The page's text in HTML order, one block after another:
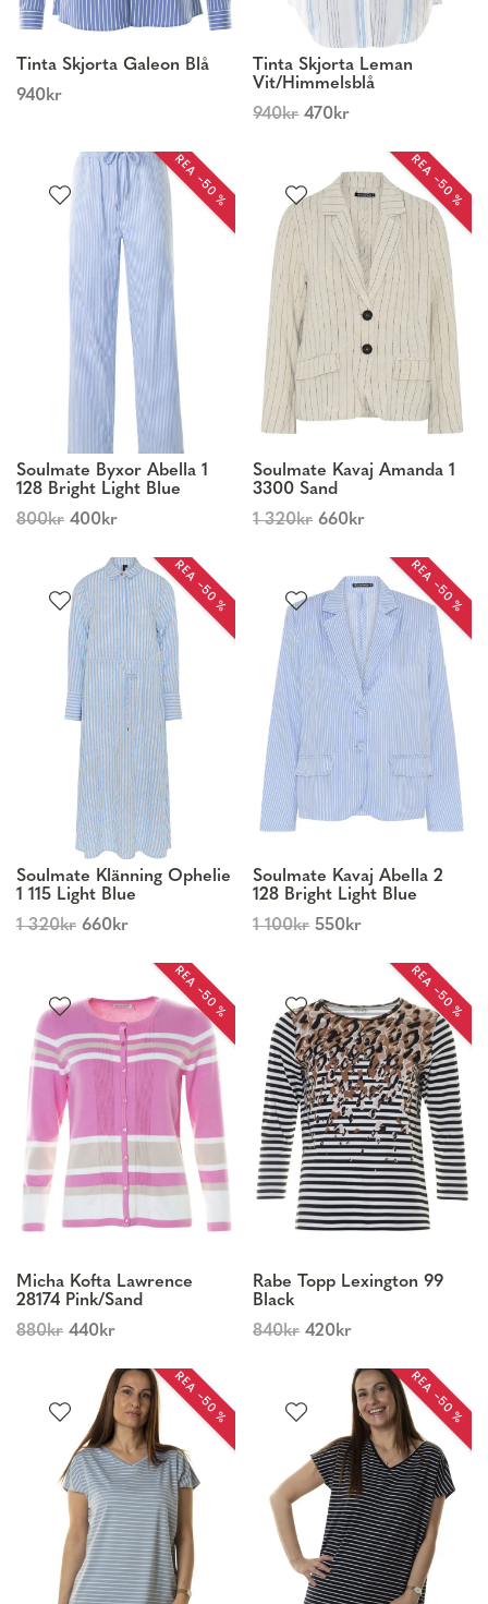
Tinta Skjorta Galeon Blå
940kr
Tinta Skjorta Leman
Vit/Himmelsblå
940kr 470kr
REA −50 %
Soulmate Byxor Abella 1
128 Bright Light Blue
800kr 400kr
REA −50 %
Soulmate Kavaj Amanda 1
3300 Sand
1 320kr 660kr
REA −50 %
Soulmate Klänning Ophelie
1 115 Light Blue
1 320kr 660kr
REA −50 %
Soulmate Kavaj Abella 2
128 Bright Light Blue
1 100kr 550kr
REA −50 %
Micha Kofta Lawrence
28174 Pink/Sand
880kr 440kr
REA −50 %
Rabe Topp Lexington 99
Black
840kr 420kr
REA −50 % REA −50 %